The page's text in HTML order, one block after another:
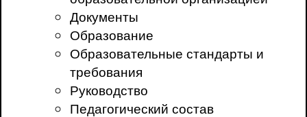
Документы
Образование
Образовательные стандарты и
требования
Руководство
Педагогический состав